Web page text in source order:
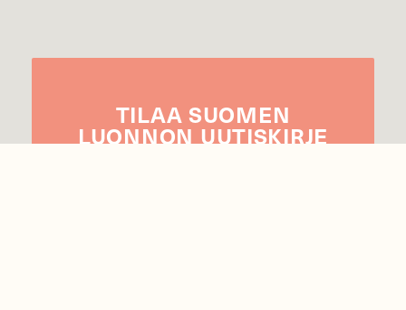
TILAA SUOMEN
LUONNONUUTIS­KIRJE